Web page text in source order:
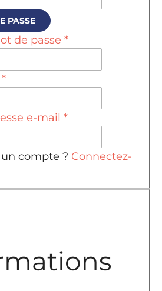
PASSE
de passe *
*
e-mail *
compte ? Connectez-